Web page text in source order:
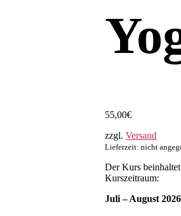
55,00€
zzgl. Versand
Lieferzeit: nicht
Der Kurs
Kurszeitraum:
Juli – August 2026